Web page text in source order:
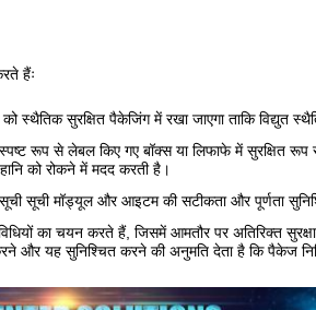
हैंः
स्थैतिक सुरक्षित पैकेजिंग में रखा जाएगा ताकि विद्युत
रूप से लेबल किए गए बॉक्स या लिफाफे में सुरक्षित रूप
को रोकने में मदद करती है।
सूची मॉड्यूल और आइटम की सटीकता और पूर्णता
विधियों का चयन करते हैं, जिसमें आमतौर पर अतिरिक्त
और यह सुनिश्चित करने की अनुमति देता है कि पैकेज